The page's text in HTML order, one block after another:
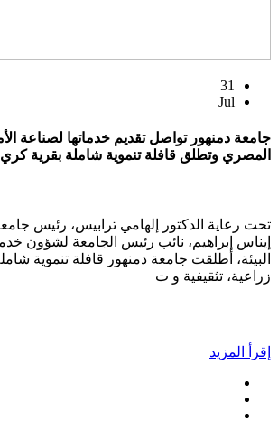
31
Jul
جامعة دمنهور تواصل تقديم خدماتها لصناعة
المصري وتطلق قافلة تنموية شاملة بقرية كري
تحت رعاية الدكتور إلهامي ترابيس، رئيس
إيناس إبراهيم، نائب رئيس الجامعة لشؤون
البيئة، أطلقت جامعة دمنهور قافلة تنموية
زراعية، تثقيفية و ت
إقرأ المزيد